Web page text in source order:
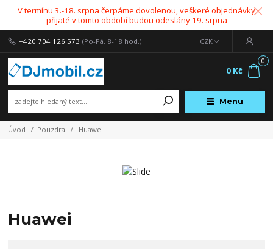
V termínu 3.-18. srpna čerpáme dovolenou, veškeré objednávky
přijaté v tomto období budou odeslány 19. srpna
Menu
CZK
+420 704 126 573 (Po-Pá, 8-18 hod.)
0
0 Kč
Úvod Pouzdra Huawei
Huawei